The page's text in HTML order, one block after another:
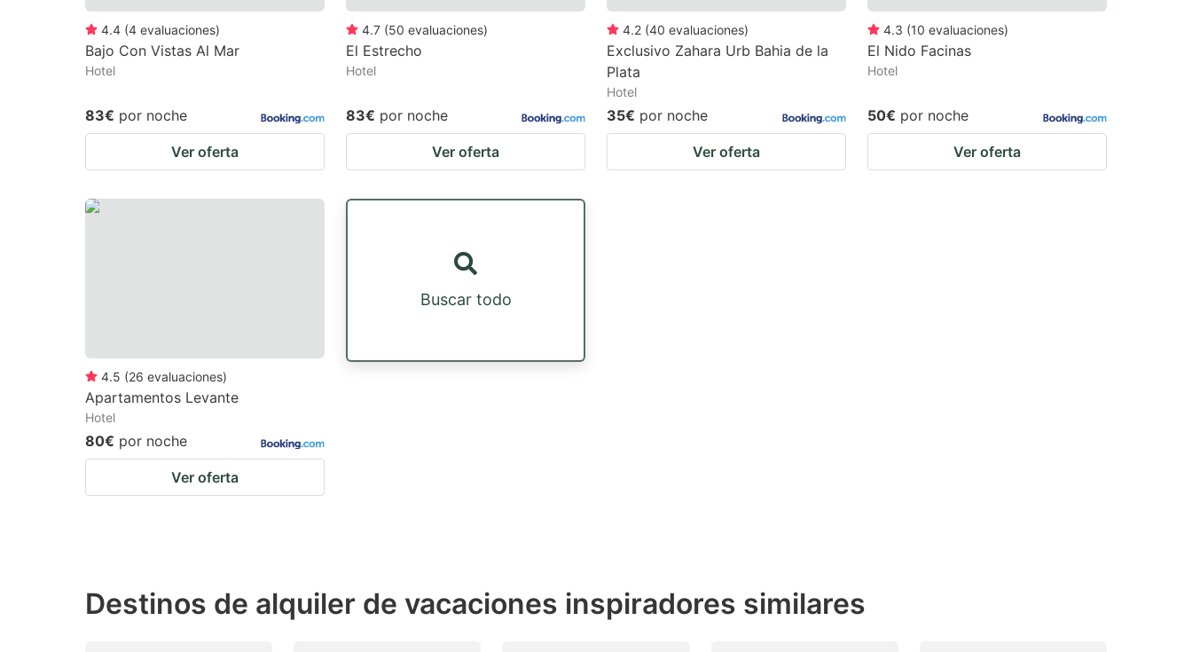
4.4 (4 evaluaciones)
Bajo Con Vistas Al Mar
Hotel
83€ por noche
Ver oferta
4.7 (50 evaluaciones)
El Estrecho
Hotel
83€ por noche
Ver oferta
4.2 (40 evaluaciones)
Exclusivo Zahara Urb Bahia de la
Plata
Hotel
35€ por noche
Ver oferta
4.3 (10 evaluaciones)
El Nido Facinas
Hotel
50€ por noche
Ver oferta
4.5 (26 evaluaciones)
Apartamentos Levante
Hotel
80€ por noche
Ver oferta
Buscar todo
Destinos de alquiler de vacaciones inspiradores similares